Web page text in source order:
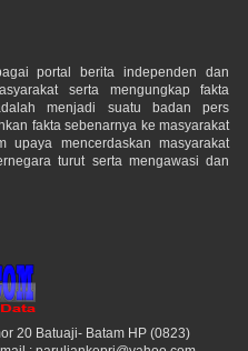
portal berita independen dan
serta mengungkap fakta
menjadi suatu badan pers
fakta sebenarnya ke masyarakat
mencerdaskan masyarakat
turut serta mengawasi dan
20 Batuaji- Batam HP (0823)